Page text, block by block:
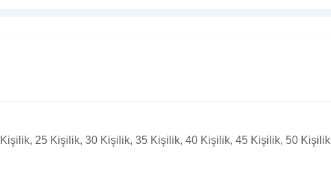
25 Kişilik, 30 Kişilik, 35 Kişilik, 40 Kişilik, 45 Kişilik, 50 Kişilik